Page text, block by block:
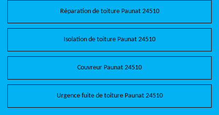
Réparation de toiture Paunat 24510
Isolation de toiture Paunat 24510
Couvreur Paunat 24510
Urgence fuite de toiture Paunat 24510